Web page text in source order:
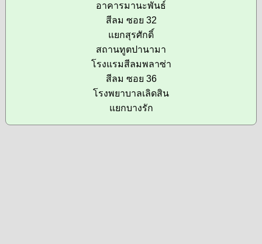
อาคารมานะพันธ์
สีลม ซอย 32
แยกสุรศักดิ์
สถานทูตปานามา
โรงแรมสีลมพลาซ่า
สีลม ซอย 36
โรงพยาบาลเลิดสิน
แยกบางรัก